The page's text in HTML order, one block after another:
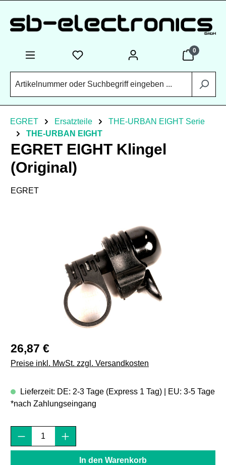
0
EGRET Ersatzteile
THE-URBAN EIGHT Serie
THE-URBAN EIGHT
EGRET EIGHT Klingel
(Original)
EGRET
Regulärer Preis:
26,87 €
Preise inkl. MwSt. zzgl. Versandkosten
Lieferzeit: DE: 2-3 Tage (Express 1 Tag) | EU: 3-5 Tage
*nach Zahlungseingang
Produkt Anzahl: Gib den gewünschten
In den Warenkorb